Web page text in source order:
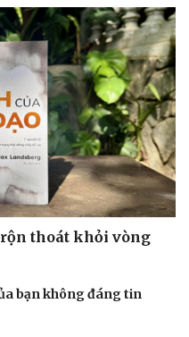
thoát khỏi vòng
bạn không đáng tin